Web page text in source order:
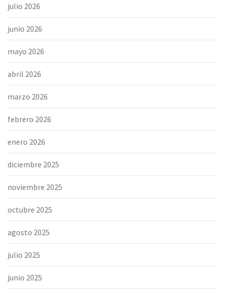
julio 2026
junio 2026
mayo 2026
abril 2026
marzo 2026
febrero 2026
enero 2026
diciembre 2025
noviembre 2025
octubre 2025
agosto 2025
julio 2025
junio 2025